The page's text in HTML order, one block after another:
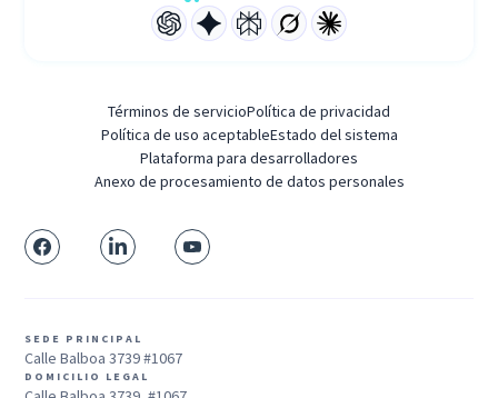
Términos de servicioPolítica de privacidad
Política de uso aceptableEstado del sistema
Plataforma para desarrolladores
Anexo de procesamiento de datos personales
SEDE PRINCIPAL
Calle Balboa 3739 #1067
DOMICILIO LEGAL